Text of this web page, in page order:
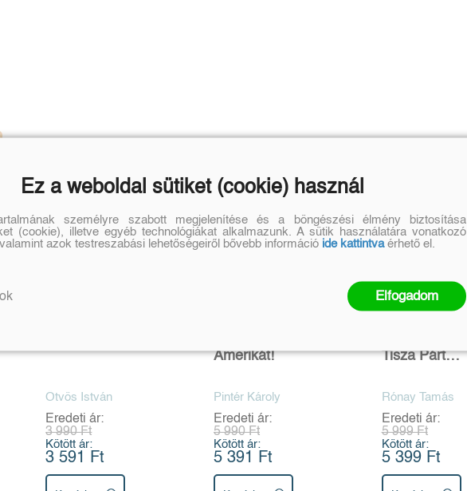
Ötvös István
Eredeti ár:
3 990 Ft
Kötött ár:
3 591 Ft
Amerikát!
Pintér Károly
Eredeti ár:
5 990 Ft
Kötött ár:
5 391 Ft
Tisza Párt
jobboldal
Rónay Tamás
Eredeti ár:
5 999 Ft
Kötött ár:
5 399 Ft
Ez a weboldal sütiket (cookie) használ
személyre szabott megjelenítése és a böngészési élmény biztosítása
(cookie), illetve egyéb technológiákat alkalmazunk. A sütik használatára vonatkozó
azok testreszabási lehetőségeiről bővebb információ ide kattintvaérhető el.
Elfogadom